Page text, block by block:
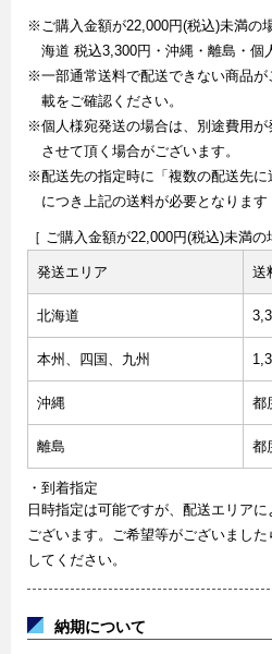
※ご購入金額が22,000円(税込)未満の
海道 税込3,300円・沖縄・離島・個
※一部通常送料で配送できない商品
載をご確認ください。
※個人様宛発送の場合は、別途費用
させて頂く場合がございます。
※配送先の指定時に「複数の配送先
につき上記の送料が必要となります
［ ご購入金額が22,000円(税込)未満の
発送エリア 送
北海道
本州、四国、九州
沖縄 都
離島 都
・到着指定
日時指定は可能ですが、配送エリア
ございます。ご希望等がございまし
してください。
納期について